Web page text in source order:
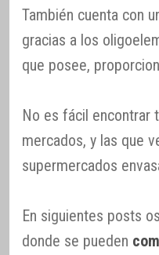
También cuenta con
gracias a los
que posee,
No es fácil encontrar
mercados, y las que
supermercados
En siguientes posts
donde se pueden